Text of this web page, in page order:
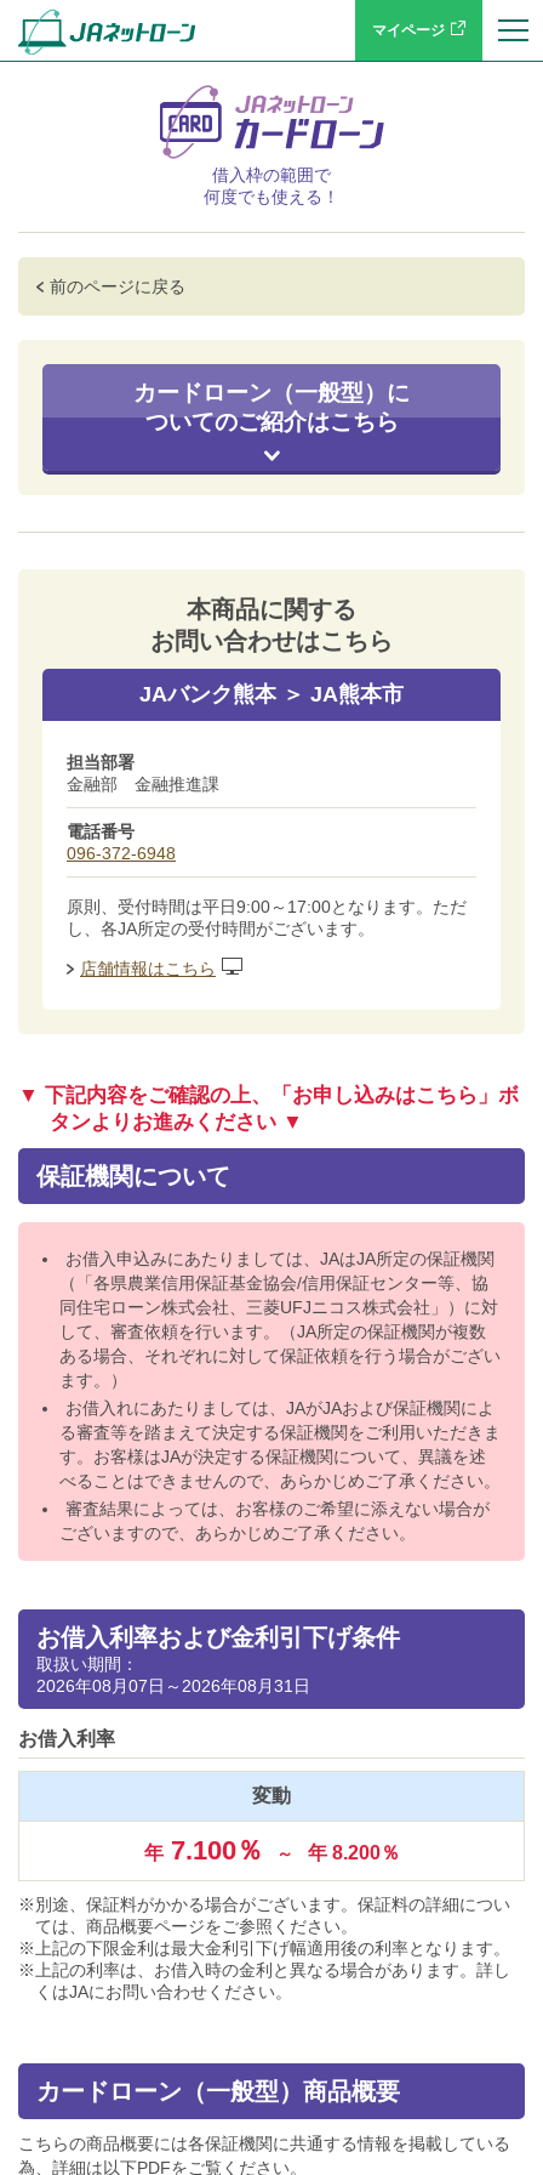
マイページ
借入枠の範囲で
何度でも使える！
前のページに戻る
カードローン（一般型）に
ついてのご紹介はこちら
本商品に関する
お問い合わせはこちら
JAバンク熊本 ＞ JA熊本市
担当部署
金融部 金融推進課
電話番号
096-372-6948
原則、受付時間は平日9:00～17:00となります。ただ
し、各JA所定の受付時間がございます。
店舗情報はこちら
▼ 下記内容をご確認の上、「お申し込みはこちら」ボ
タンよりお進みください ▼
保証機関について
お借入申込みにあたりましては、JAはJA所定の保証機関
（「各県農業信用保証基金協会/信用保証センター等、協
同住宅ローン株式会社、三菱UFJニコス株式会社」）に対
して、審査依頼を行います。（JA所定の保証機関が複数
ある場合、それぞれに対して保証依頼を行う場合がござい
ます。）
お借入れにあたりましては、JAがJAおよび保証機関によ
る審査等を踏まえて決定する保証機関をご利用いただきま
す。お客様はJAが決定する保証機関について、異議を述
べることはできませんので、あらかじめご了承ください。
審査結果によっては、お客様のご希望に添えない場合が
ございますので、あらかじめご了承ください。
お借入利率および金利引下げ条件
取扱い期間：
2026年08月07日～2026年08月31日
お借入利率
変動
年7.100％ ～ 年 8.200％
別途、保証料がかかる場合がございます。保証料の詳細につい
ては、商品概要ページをご参照ください。
上記の下限金利は最大金利引下げ幅適用後の利率となります。
上記の利率は、お借入時の金利と異なる場合があります。詳し
くはJAにお問い合わせください。
カードローン（一般型）商品概要
こちらの商品概要には各保証機関に共通する情報を掲載している
為、詳細は以下PDFをご覧ください。